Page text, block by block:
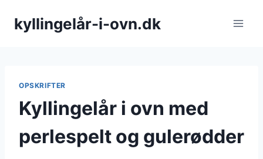
kyllingelår-i-ovn.dk
OPSKRIFTER
Kyllingelår i ovn med
perlespelt og gulerødder